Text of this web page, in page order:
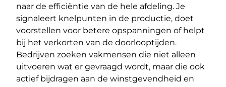
naar de efficiëntie van de hele afdeling. Je
signaleert knelpunten in de productie, doet
voorstellen voor betere opspanningen of helpt
bij het verkorten van de doorlooptijden.
Bedrijven zoeken vakmensen die niet alleen
uitvoeren wat er gevraagd wordt, maar die ook
actief bijdragen aan de winstgevendheid en